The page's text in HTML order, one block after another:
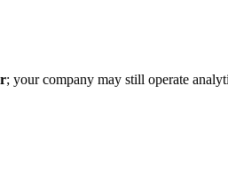
; your company may still operate